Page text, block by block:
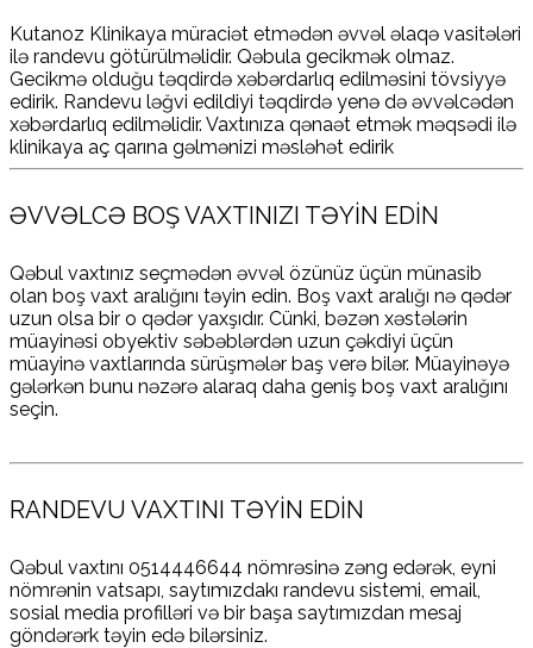
Kutanoz Klinikaya müraciət etmədən əvvəl əlaqə vasitələri
ilə randevu götürülməlidir. Qəbula gecikmək olmaz.
Gecikmə olduğu təqdirdə xəbərdarlıq edilməsini tövsiyyə
edirik. Randevu ləğvi edildiyi təqdirdə yenə də əvvəlcədən
xəbərdarlıq edilməlidir. Vaxtınıza qənaət etmək məqsədi ilə
klinikaya aç qarına gəlmənizi məsləhət edirik
ƏVVƏLCƏ BOŞ VAXTINIZI TƏYİN EDİN
Qəbul vaxtınız seçmədən əvvəl özünüz üçün münasib
olan boş vaxt aralığını təyin edin. Boş vaxt aralığı nə qədər
uzun olsa bir o qədər yaxşıdır. Cünki, bəzən xəstələrin
müayinəsi obyektiv səbəblərdən uzun çəkdiyi üçün
müayinə vaxtlarında sürüşmələr baş verə bilər. Müayinəyə
gələrkən bunu nəzərə alaraq daha geniş boş vaxt aralığını
seçin.
RANDEVU VAXTINI TƏYİN EDİN
Qəbul vaxtını 0514446644 nömrəsinə zəng edərək, eyni
nömrənin vatsapı, saytımızdakı randevu sistemi, email,
sosial media profilləri və bir başa saytımızdan mesaj
göndərərk təyin edə bilərsiniz.